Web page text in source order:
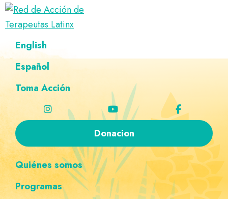
Saltar
navegación
principal
Ir
al
principal
Saltar
al
página
Saltar
navegación
personalizada
Red
de
Acción
de
Latinx
Directorio
terapeutas
Latinx
English
Español
Toma Acción
Donacion
Quiénes somos
Programas